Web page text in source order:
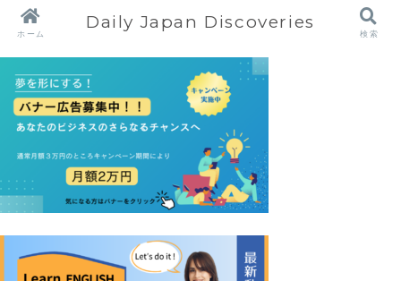
ホーム
Daily Japan Discoveries
検索